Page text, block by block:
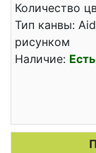
Количество
Тип канвы:
рисунком
Наличие: Есть